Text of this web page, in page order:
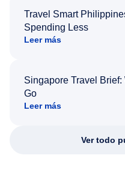
Travel Smart
Spending Less
Leer más
Singapore Travel
Go
Leer más
Ver todo